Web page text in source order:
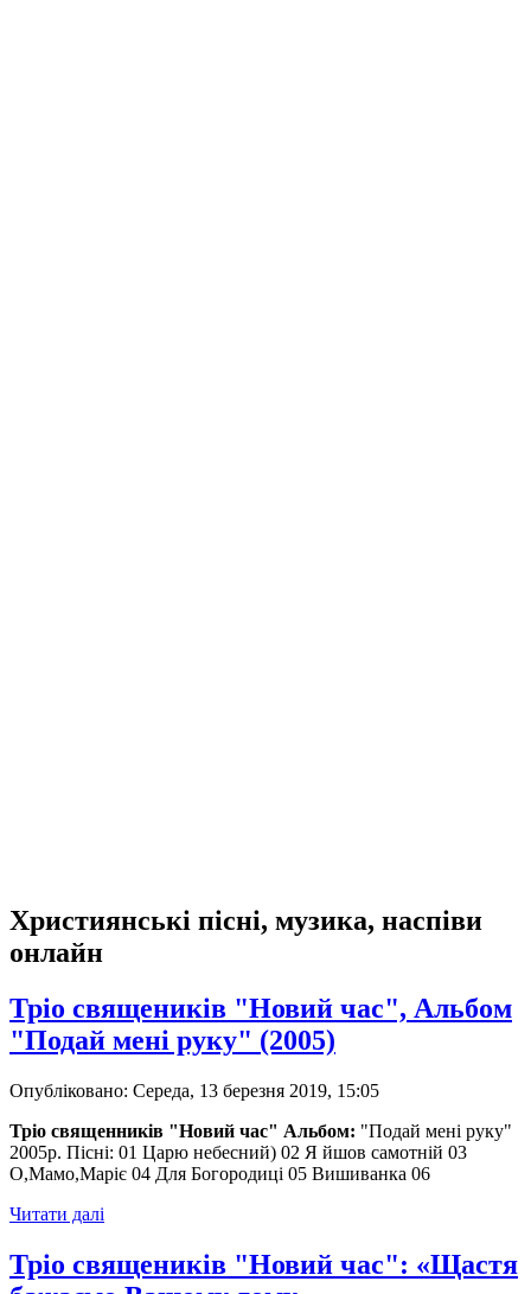
Християнські пісні, музика, наспіви
онлайн
Тріо священиків "Новий час", Альбом
"Подай мені руку" (2005)
Опубліковано: Середа, 13 березня 2019, 15:05
Тріо священників "Новий час" Альбом: "Подай мені руку"
2005р. Пісні: 01 Царю небесний) 02 Я йшов самотній 03
О,Мамо,Маріє 04 Для Богородиці 05 Вишиванка 06
Читати далі
Тріо священиків "Новий час": «Щастя